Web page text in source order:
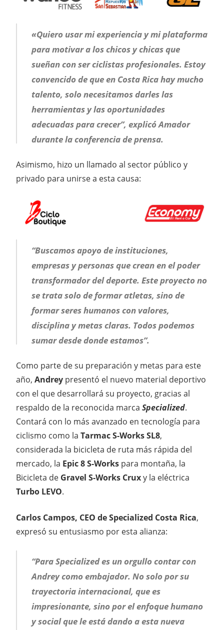
«Quiero usar mi experiencia y mi plataforma
para motivar a los chicos y chicas que
sueñan con ser ciclistas profesionales. Estoy
convencido de que en Costa Rica hay mucho
talento, solo necesitamos darles las
herramientas y las oportunidades
adecuadas para crecer”, explicó Amador
durante la conferencia de prensa.
Asimismo, hizo un llamado al sector público y
privado para unirse a esta causa:
“Buscamos apoyo de instituciones,
empresas y personas que crean en el poder
transformador del deporte. Este proyecto no
se trata solo de formar atletas, sino de
formar seres humanos con valores,
disciplina y metas claras. Todos podemos
sumar desde donde estamos”.
Como parte de su preparación y metas para este
año, Andrey presentó el nuevo material deportivo
con el que desarrollará su proyecto, gracias al
respaldo de la reconocida marca Specialized.
Contará con lo más avanzado en tecnología para
ciclismo como la Tarmac S-Works SL8,
considerada la bicicleta de ruta más rápida del
mercado, la Epic 8 S-Works para montaña, la
Bicicleta de Gravel S-Works Cruxy la eléctrica
Turbo LEVO.
Carlos Campos, CEO de Specialized Costa Rica,
expresó su entusiasmo por esta alianza:
“Para Specialized es un orgullo contar con
Andrey como embajador. No solo por su
trayectoria internacional, que es
impresionante, sino por el enfoque humano
y social que le está dando a esta nueva